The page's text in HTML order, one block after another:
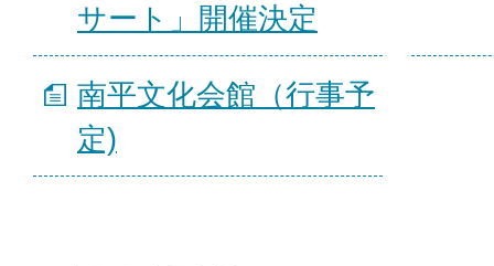
サート」開催決定
南平文化会館（行事予
定)